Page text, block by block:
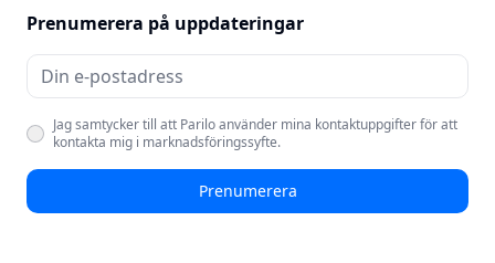
Prenumerera på uppdateringar
Jag samtycker till att Parilo använder mina kontaktuppgifter för att
kontakta mig i marknadsföringssyfte.
Prenumerera